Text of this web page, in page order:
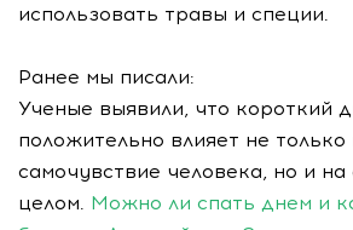
использовать травы и специи.
Ранее мы писали:
Ученые выявили, что короткий
положительно влияет не только
самочувствие человека, но и
целом. Можно ли спать днем и